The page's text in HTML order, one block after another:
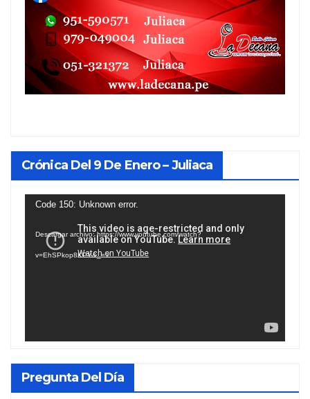
Crónica Del 9 De Enero – Juliaca
Reproductor
vídeo
Code 150: Unknown error.
Descargar archivo: https://www.youtube.com/watch?
v=EhSPkop8KPY&_=1
Pregunta Del Día